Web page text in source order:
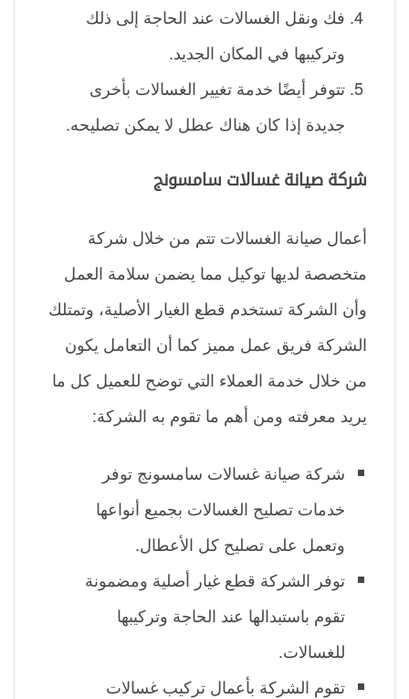
فك ونقل الغسالات عند الحاجة إلى ذلك
وتركيبها في المكان الجديد.
تتوفر أيضًا خدمة تغيير الغسالات بأخرى
جديدة إذا كان هناك عطل لا يمكن تصليحه.
شركة صيانة غسالات سامسونج
أعمال صيانة الغسالات تتم من خلال شركة
متخصصة لديها توكيل مما يضمن سلامة العمل
وأن الشركة تستخدم قطع الغيار الأصلية، وتمتلك
الشركة فريق عمل مميز كما أن التعامل يكون
من خلال خدمة العملاء التي توضح للعميل كل ما
يريد معرفته ومن أهم ما تقوم به الشركة:
شركة صيانة غسالات سامسونج توفر
خدمات تصليح الغسالات بجميع أنواعها
وتعمل على تصليح كل الأعطال.
توفر الشركة قطع غيار أصلية ومضمونة
تقوم باستبدالها عند الحاجة وتركيبها
للغسالات.
تقوم الشركة بأعمال تركيب غسالات